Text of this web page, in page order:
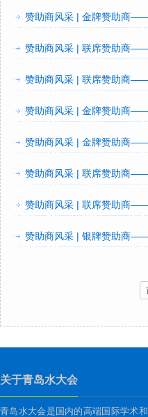
关于青岛水大会
青岛水大会是国内的高端国际学术